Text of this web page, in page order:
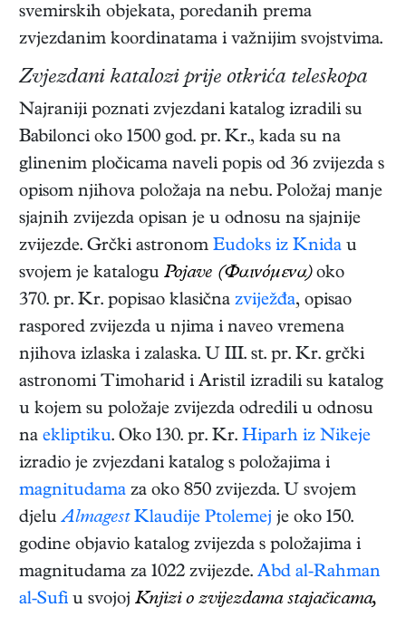
svemirskih objekata, poredanih prema
zvjezdanim koordinatama i važnijim svojstvima.
Zvjezdani katalozi prije otkrića teleskopa
Najraniji poznati zvjezdani katalog izradili su
Babilonci oko 1500 god. pr. Kr., kada su na
glinenim pločicama naveli popis od 36 zvijezda s
opisom njihova položaja na nebu. Položaj manje
sjajnih zvijezda opisan je u odnosu na sjajnije
zvijezde. Grčki astronom Eudoks iz Knida u
svojem je katalogu Pojave (Φαινόμενα)oko
370. pr. Kr. popisao klasična zviježđa, opisao
raspored zvijezda u njima i naveo vremena
njihova izlaska i zalaska. U III. st. pr. Kr. grčki
astronomi Timoharid i Aristil izradili su katalog
u kojem su položaje zvijezda odredili u odnosu
na ekliptiku. Oko 130. pr. Kr. Hiparh iz Nikeje
izradio je zvjezdani katalog s položajima i
magnitudama za oko 850 zvijezda. U svojem
djeluAlmagest Klaudije Ptolemej je oko 150.
godine objavio katalog zvijezda s položajima i
magnitudama za 1022 zvijezde. Abd al-Rahman
al-Sufi u svojoj Knjizi o zvijezdama stajačicama,